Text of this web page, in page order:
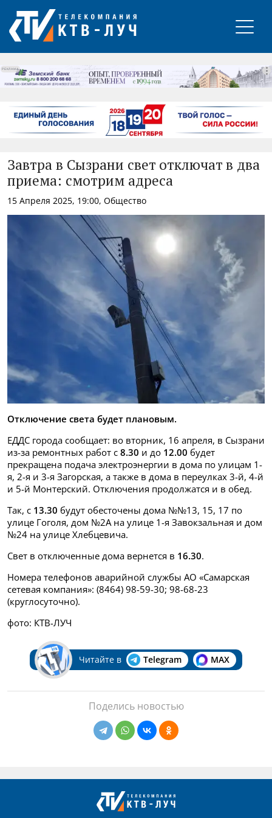
РЕКЛАМА
Завтра в Сызрани свет отключат в два
приема: смотрим адреса
15 Апреля 2025, 19:00, Общество
Отключение света будет плановым.
ЕДДС города сообщает: во вторник, 16 апреля, в Сызрани
из-за ремонтных работ с 8.30 и до 12.00 будет
прекращена подача электроэнергии в дома по улицам 1-
я, 2-я и 3-я Загорская, а также в дома в переулках 3-й, 4-й
и 5-й Монтерский. Отключения продолжатся и в обед.
Так, с 13.30 будут обесточены дома №№13, 15, 17 по
улице Гоголя, дом №2А на улице 1-я Завокзальная и дом
№24 на улице Хлебцевича.
Свет в отключенные дома вернется в 16.30.
Номера телефонов аварийной службы АО «Самарская
сетевая компания»: (8464) 98-59-30; 98-68-23
(круглосуточно).
фото: КТВ-ЛУЧ
Читайте в Telegram MAX
Поделись новостью